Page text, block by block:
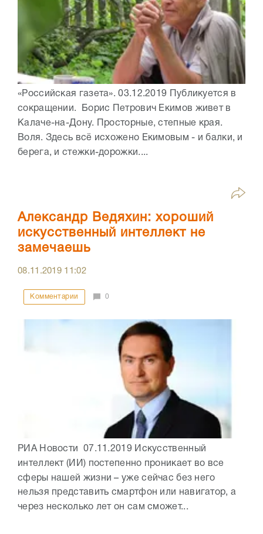
«Российская газета». 03.12.2019 Публикуется в
сокращении. Борис Петрович Екимов живет в
Калаче-на-Дону. Просторные, степные края.
Воля. Здесь всё исхожено Екимовым - и балки, и
берега, и стежки-дорожки....
Александр Ведяхин: хороший
искусственный интеллект не
замечаешь
08.11.2019 11:02
Комментарии 0
РИА Новости 07.11.2019 Искусственный
интеллект (ИИ) постепенно проникает во все
сферы нашей жизни – уже сейчас без него
нельзя представить смартфон или навигатор, а
через несколько лет он сам сможет...